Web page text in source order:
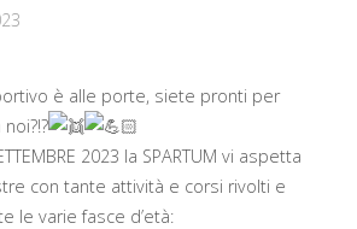
è alle porte, siete pronti per
2023 la SPARTUM vi aspetta
con tante attività e corsi rivolti e
le varie fasce d’età: